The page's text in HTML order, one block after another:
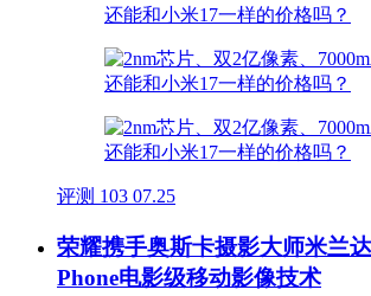
评测 103 07.25
荣耀携手奥斯卡摄影大师米兰
Phone电影级移动影像技术